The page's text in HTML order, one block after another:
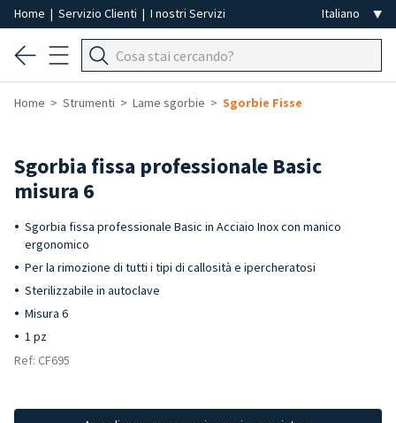
Home | Servizio Clienti | I nostri Servizi
Home Strumenti Lame sgorbie Sgorbie Fisse
Sgorbia fissa professionale Basic
misura 6
Sgorbia fissa professionale Basic in Acciaio Inox con manico
ergonomico
Per la rimozione di tutti i tipi di callosità e ipercheratosi
Sterilizzabile in autoclave
Misura 6
1 pz
Ref: CF695